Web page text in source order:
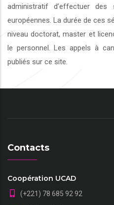
administratif d’effectuer
européennes. La durée de ces
niveau doctorat, master et
le personnel. Les appels à
publiés sur ce site.
Contacts
Coopération UCAD
(+221) 78 685 92 92